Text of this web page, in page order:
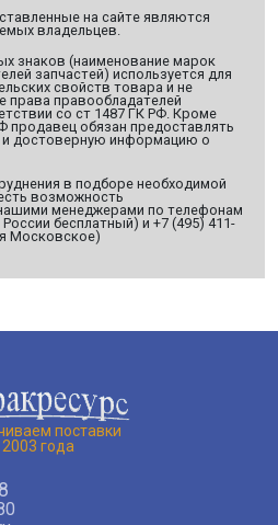
на сайте являются
владельцев.
знаков (наименование марок
запчастей) используется для
свойств товара и не
права правообладателей
со ст 1487 ГК РФ. Кроме
продавец обязан предоставлять
достоверную информацию о
в подборе необходимой
возможность
менеджерами по телефонам
бесплатный) и +7 (495) 411-
Московское)
поставки
2003 года